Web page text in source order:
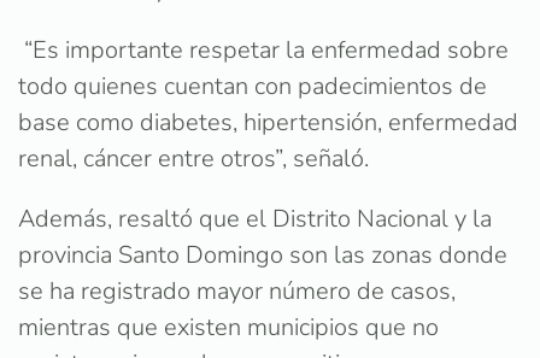
“Es importante respetar la enfermedad sobre
todo quienes cuentan con padecimientos de
base como diabetes, hipertensión, enfermedad
renal, cáncer entre otros”, señaló.
Además, resaltó que el Distrito Nacional y la
provincia Santo Domingo son las zonas donde
se ha registrado mayor número de casos,
mientras que existen municipios que no